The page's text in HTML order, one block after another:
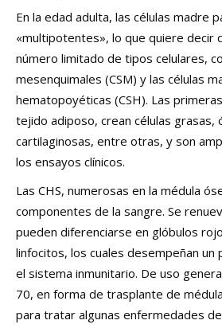
En la edad adulta, las células madre
«multipotentes», lo que quiere decir
número limitado de tipos celulares,
mesenquimales (CSM) y las células
hematopoyéticas (CSH). Las
tejido adiposo, crean células grasas,
cartilaginosas, entre otras, y son
los ensayos clínicos.
Las CHS, numerosas en la médula
componentes de la sangre. Se
pueden diferenciarse en glóbulos
linfocitos, los cuales desempeñan un
el sistema inmunitario. De uso
70, en forma de trasplante de
para tratar algunas enfermedades